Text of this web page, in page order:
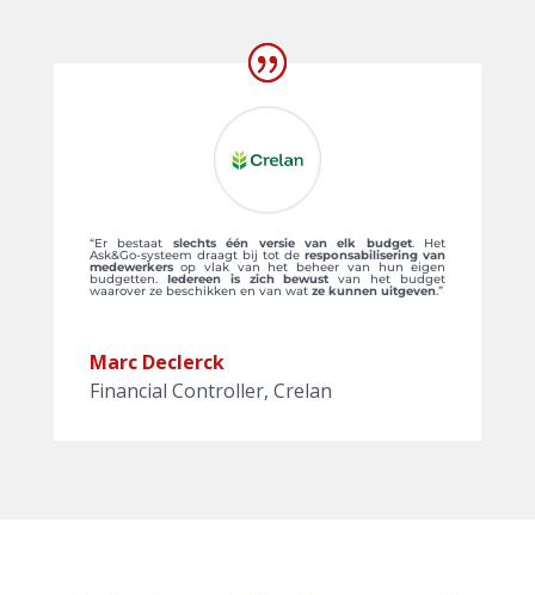
“Er bestaat slechts één versie van elk budget. Het
Ask&Go-systeem draagt bij tot deresponsabilisering van
medewerkersop vlak van het beheer van hun eigen
budgetten. Iedereen is zich bewust van het budget
waarover ze beschikken en van wat ze kunnen uitgeven.”
Marc Declerck
Financial Controller, Crelan